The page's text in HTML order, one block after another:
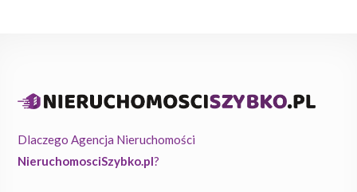
Dlaczego Agencja Nieruchomości
NieruchomosciSzybko.pl?